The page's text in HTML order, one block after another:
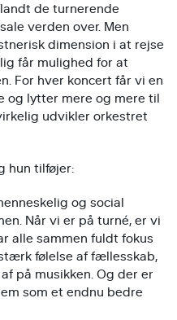
de turnerende
verden over. Men
dimension i at rejse
får mulighed for at
For hver koncert får vi en
og lytter mere og mere til
udvikler orkestret
hun tilføjer:
og social
Når vi er på turné, er vi
alle sammen fuldt fokus
følelse af fællesskab,
på musikken. Og der er
som et endnu bedre